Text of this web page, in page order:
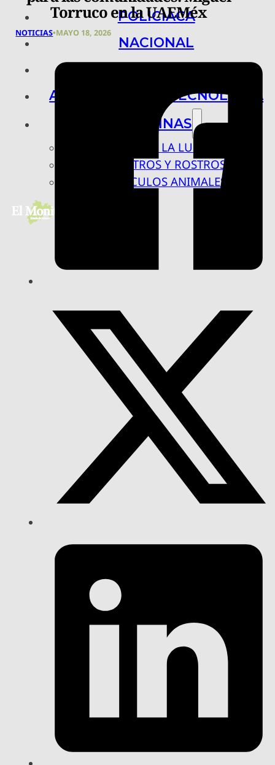
POLICIACA
NACIONAL
ARTE, CIENCIA Y TECNOLOGÍA
COLUMNAS
BAJO LA LUPA
RASTROS Y ROSTROS
VÍNCULOS ANIMALES
Torruco en la UAEMéx
NOTICIAS•MAYO 18, 2026